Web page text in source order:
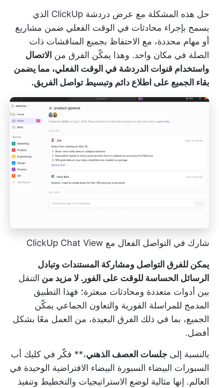
حل هذه المشكلة مع عرض دردشة ClickUp
الذي
يسمح بإجراء محادثات في الوقت الفعلي ضمن مشاريع
أو مهام محددة، مع الاحتفاظ بجميع المناقشات ذات
الصلة في مكان واحد. وهذا يمكّن الفرق من الاتصال
واستخدام قنوات الدردشة في الوقت الفعلي، مما يضمن
بقاء الجميع على اطلاع دائم وتبسيط تواصل الفريق.
شارك في التواصل الفعال مع ClickUp Chat View
يمكن للفرق التواصل ومشاركة المستندات وتبادل
الرسائل الحساسة للوقت على الفور. لا مزيد من التنقل
بين أدوات متعددة ومحادثات مبعثرة؛ فهذا التطبيق
المدمج للمراسلة الفورية والتعاون الجماعي يمكّن
الجميع، بما في ذلك الفرق البعيدة، من العمل معًا بشكل
أفضل.
بالنسبة إلى جلسات العصف الذهني،** فكّر في كليك أب
السبورات البيضاء السبورة البيضاء الافتراضية الوحيدة في
العالم. إنها مثالية لوضع الاستراتيجيات والتخطيط وتنفيذ